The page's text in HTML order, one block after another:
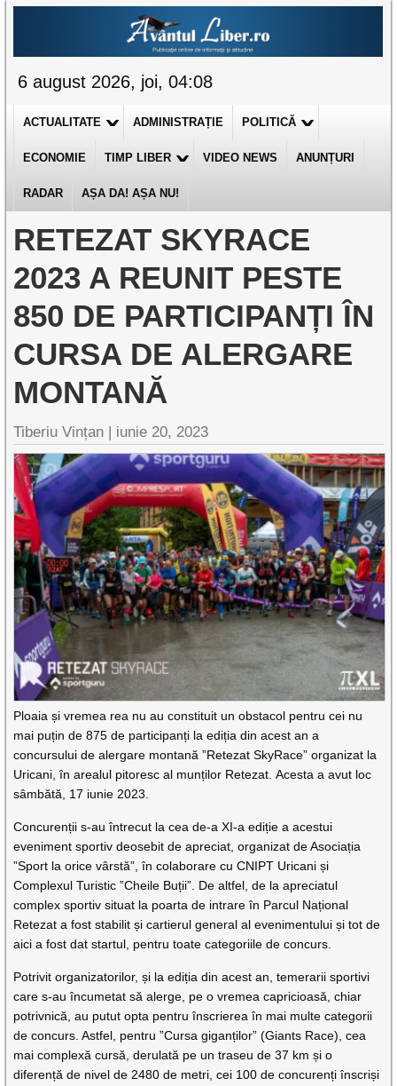
6 august 2026, joi, 04:08
ACTUALITATE ADMINISTRAȚIE POLITICĂ
ECONOMIE TIMP LIBER VIDEO NEWS ANUNȚURI
RADAR AȘA DA! AȘA NU!
RETEZAT SKYRACE
2023 A REUNIT PESTE
850 DE PARTICIPANȚI ÎN
CURSA DE ALERGARE
MONTANĂ
Tiberiu Vințan | iunie 20, 2023
Ploaia și vremea rea nu au constituit un obstacol pentru cei nu
mai puțin de 875 de participanți la ediția din acest an a
concursului de alergare montană ”Retezat SkyRace” organizat la
Uricani, în arealul pitoresc al munților Retezat. Acesta a avut loc
sâmbătă, 17 iunie 2023.
Concurenții s-au întrecut la cea de-a XI-a ediție a acestui
eveniment sportiv deosebit de apreciat, organizat de Asociația
”Sport la orice vârstă”, în colaborare cu CNIPT Uricani și
Complexul Turistic ”Cheile Buții”. De altfel, de la apreciatul
complex sportiv situat la poarta de intrare în Parcul Național
Retezat a fost stabilit și cartierul general al evenimentului și tot de
aici a fost dat startul, pentru toate categoriile de concurs.
Potrivit organizatorilor, și la ediția din acest an, temerarii sportivi
care s-au încumetat să alerge, pe o vremea capricioasă, chiar
potrivnică, au putut opta pentru înscrierea în mai multe categorii
de concurs. Astfel, pentru ”Cursa giganților” (Giants Race), cea
mai complexă cursă, derulată pe un traseu de 37 km și o
diferență de nivel de 2480 de metri, cei 100 de concurenți înscriși